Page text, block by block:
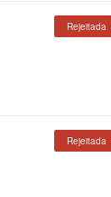
Rejeitada
Rejeitada